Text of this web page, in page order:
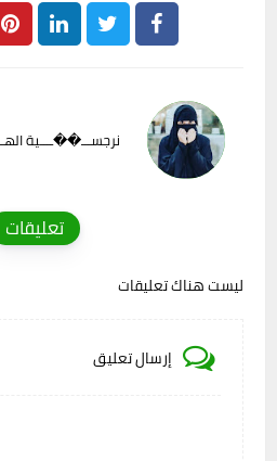
نرجســـ��ــــية
تعليقات
ليست هناك تعليقات
إرسال تعليق